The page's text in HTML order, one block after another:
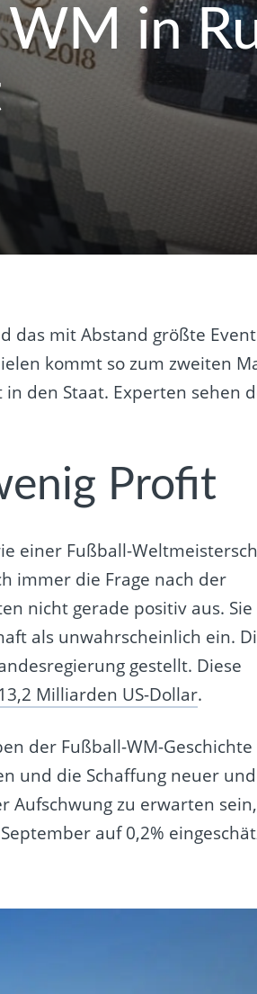
in
das mit Abstand größte
kommt so zum zweiten
den Staat. Experten sehen
Profit
einer Fußball-
immer die Frage nach der
nicht gerade positiv aus. Sie
als unwahrscheinlich ein.
gestellt. Diese
Milliarden US-Dollar.
der Fußball-WM-
und die Schaffung neuer und
Aufschwung zu erwarten
auf 0,2%